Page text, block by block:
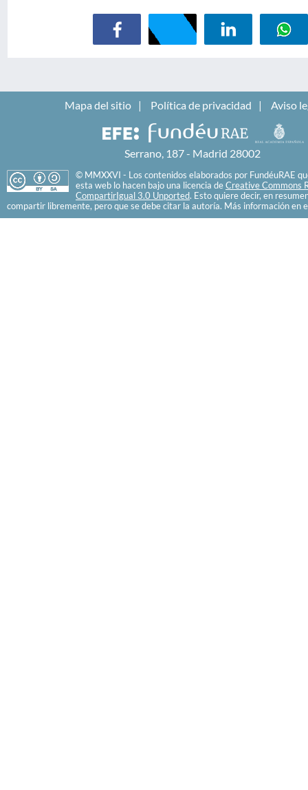
Mapa del sitio Política de privacidad Aviso
Serrano, 187 - Madrid 28002
© MMXXVI - Los contenidos elaborados por FundéuRAE
esta web lo hacen bajo una licencia de Creative Commons
CompartirIgual 3.0 Unported. Esto quiere decir, en
compartir libremente, pero que se debe citar la autoría. Más información en